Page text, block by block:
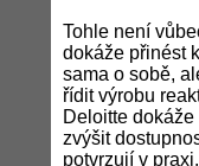
Tohle není
dokáže přinést
sama o sobě,
řídit výrobu
Deloitte
zvýšit
potvrzují v praxi.